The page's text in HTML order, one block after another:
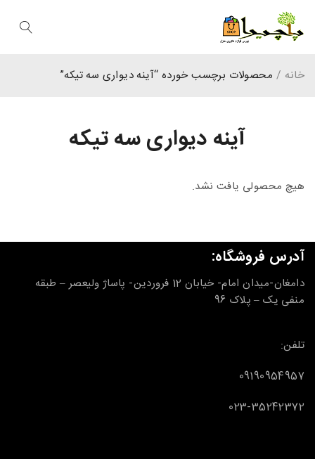
آینه دیواری سه تیکه
خانه / محصولات برچسب خورده “آینه دیواری سه تیکه”
هیچ محصولی یافت نشد.
آدرس فروشگاه:
دامغان-میدان امام- خیابان 12 فروردین- پاساژ ولیعصر – طبقه
منفی یک – پلاک 96
تلفن:
09190954957
023-35242372